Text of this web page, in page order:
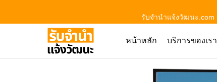
รับจํานําแจ้งวัฒนะ.com
หน้าหลัก บริการของเรา